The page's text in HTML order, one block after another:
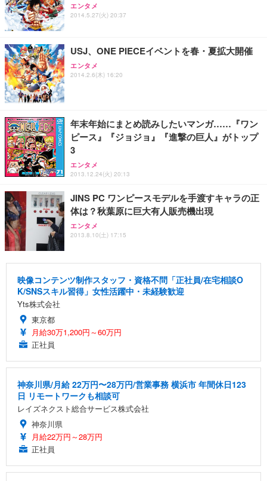
エンタメ
2014.5.27(火) 20:37
USJ、ONE PIECEイベントを春・夏拡大開催
エンタメ
2014.2.6(木) 16:20
年末年始にまとめ読みしたいマンガ……『ワン
ピース』『ジョジョ』『進撃の巨人』がトップ
3
エンタメ
2013.12.24(火) 20:13
JINS PC ワンピースモデルを手渡すキャラの正
体は？秋葉原に巨大有人販売機出現
エンタメ
2013.8.10(土) 17:15
映像コンテンツ制作スタッフ・資格不問「正社員/在宅相談O
K/SNSスキル習得」女性活躍中・未経験歓迎
Yts株式会社
東京都
月給30万1,200円～60万円
正社員
神奈川県/月給 22万円〜28万円/営業事務 横浜市 年間休日123
日 リモートワークも相談可
レイズネクスト総合サービス株式会社
神奈川県
月給22万円～28万円
正社員